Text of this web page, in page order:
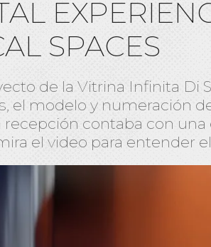
SPACES
de la Vitrina Infinita Di
el modelo y numeración
recepción contaba con
el video para entender